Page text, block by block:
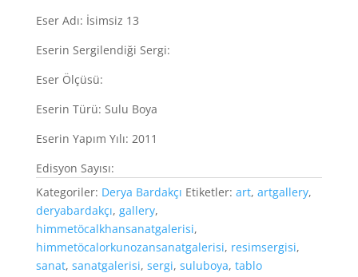
Eser Adı: İsimsiz 13
Eserin Sergilendiği Sergi:
Eser Ölçüsü:
Eserin Türü: Sulu Boya
Eserin Yapım Yılı: 2011
Edisyon Sayısı:
Kategoriler: Derya Bardakçı Etiketler: art, artgallery,
deryabardakçı, gallery,
himmetöcalkhansanatgalerisi,
himmetöcalorkunozansanatgalerisi, resimsergisi,
sanat, sanatgalerisi, sergi, suluboya, tablo